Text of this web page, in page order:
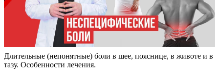
Длительные (непонятные) боли в шее, пояснице, в животе и в
тазу. Особенности лечения.